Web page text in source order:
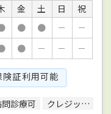
金 土 日
祝
● ● －
－
● － － －
証利用可能
問診療可
クレジットカード対応